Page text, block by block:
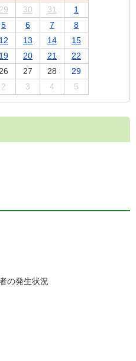
29 30 31
1
5 6 7
8
12 13 14
15
19 20 21
22
26 27 28
29
2 3 4 5
の発生状況